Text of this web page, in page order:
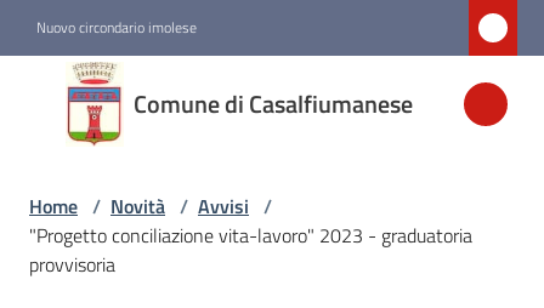
Nuovo circondario imolese
Comune di Casalfiumanese
Comune di
Casalfiumanese
Amministrazione
Home / Novità / Avvisi /
"Progetto conciliazione vita-lavoro" 2023 - graduatoria
provvisoria